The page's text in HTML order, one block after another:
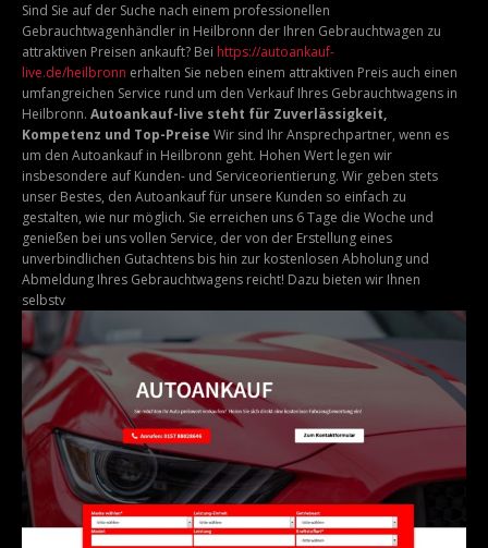
Sind Sie auf der Suche nach einem professionellen
Gebrauchtwagenhändler in Heilbronn der Ihren Gebrauchtwagen zu
attraktiven Preisen ankauft? Bei https://autoankauf-
live.de/heilbronn erhalten Sie neben einem attraktiven Preis auch einen
umfangreichen Service rund um den Verkauf Ihres Gebrauchtwagens in
Heilbronn. Autoankauf-live steht für Zuverlässigkeit,
Kompetenz und Top-Preise Wir sind Ihr Ansprechpartner, wenn es
um den Autoankauf in Heilbronn geht. Hohen Wert legen wir
insbesondere auf Kunden- und Serviceorientierung. Wir geben stets
unser Bestes, den Autoankauf für unsere Kunden so einfach zu
gestalten, wie nur möglich. Sie erreichen uns 6 Tage die Woche und
genießen bei uns vollen Service, der von der Erstellung eines
unverbindlichen Gutachtens bis hin zur kostenlosen Abholung und
Abmeldung Ihres Gebrauchtwagens reicht! Dazu bieten wir Ihnen
selbstv